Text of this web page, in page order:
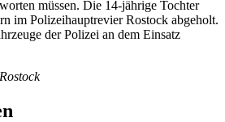
müssen. Die 14-jährige Tochter
im Polizeihauptrevier Rostock abgeholt.
der Polizei an dem Einsatz